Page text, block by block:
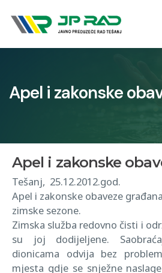
Apel i zakonske
Apel i zakonske
Tešanj, 25.12.2012.god.
Apel i zakonske obaveze
zimske sezone.
Zimska služba redovno čisti i
su joj dodijeljene.
dionicama odvija bez
mjesta gdje se snježne